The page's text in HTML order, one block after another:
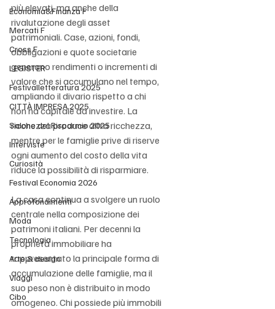
Economia&Finanza F
Mercati F
Cross F
LEGISTER
Festivalletteratura 2025
CITTÀ IMPRESA 2025
Salone del Risparmio 2025
Interviste
Curiosità
Festival Economia 2026
Approfondimenti
Moda
Tecnologia
Arte & design
Viaggi
Cibo
più elevati, ma anche della
rivalutazione degli asset
patrimoniali. Case, azioni, fondi,
obbligazioni e quote societarie
generano rendimenti o incrementi di
valore che si accumulano nel tempo,
ampliando il divario rispetto a chi
non ha capitale da investire. La
ricchezza produce altra ricchezza,
mentre per le famiglie prive di riserve
ogni aumento del costo della vita
riduce la possibilità di risparmiare.
La casa continua a svolgere un ruolo
centrale nella composizione dei
patrimoni italiani. Per decenni la
proprietà immobiliare ha
rappresentato la principale forma di
accumulazione delle famiglie, ma il
suo peso non è distribuito in modo
omogeneo. Chi possiede più immobili